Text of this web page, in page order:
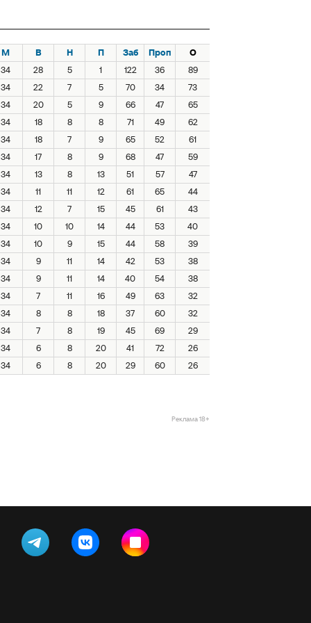
М В Н П Заб Проп
О
34 28 5 1 122 36
89
34 22 7 5 70 34
73
34 20 5 9 66 47
65
34 18 8 8 71 49
62
34 18 7 9 65 52
61
34 17 8 9 68 47
59
34 13 8 13 51 57
47
34 11 11 12 61 65
44
34 12 7 15 45 61
43
34 10 10 14 44 53
40
34 10 9 15 44 58
39
34 9 11 14 42 53
38
34 9 11 14 40 54
38
34 7 11 16 49 63
32
34 8 8 18 37 60
32
34 7 8 19 45 69
29
34 6 8 20 41 72
26
34 6 8 20 29 60 26
Реклама 18+